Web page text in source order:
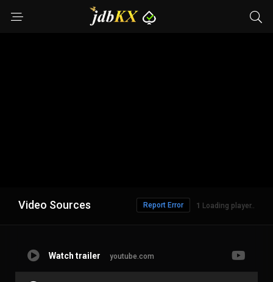
Video Sources Loading player..
Report Error
Watch trailer youtube.com